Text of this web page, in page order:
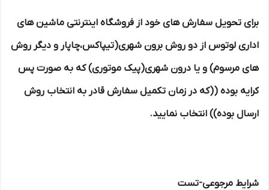
برای تحویل سفارش های خود از فروشگاه اینترنتی ماشین های
اداری لوتوس از دو روش برون شهری(تیپاکس،چاپار و دیگر روش
های مرسوم) و یا درون شهری(پیک موتوری) که به صورت پس
کرایه بوده ((که در زمان تکمیل سفارش قادر به انتخاب روش
ارسال بوده)) انتخاب نمایید.
شرایط مرجوعی-تست